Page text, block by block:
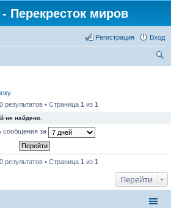
Перекресток миров
Вход
Регистрация
результатов • Страница 1 из 1
не найдено.
сообщения за
результатов • Страница 1 из 1
Перейти